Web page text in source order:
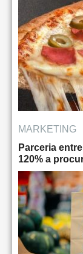
MARKETING
Parceria
120% a